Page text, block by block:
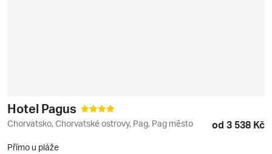
Hotel Pagus
Chorvatsko, Chorvatské ostrovy, Pag, Pag město od 3 538 Kč
Přímo u pláže